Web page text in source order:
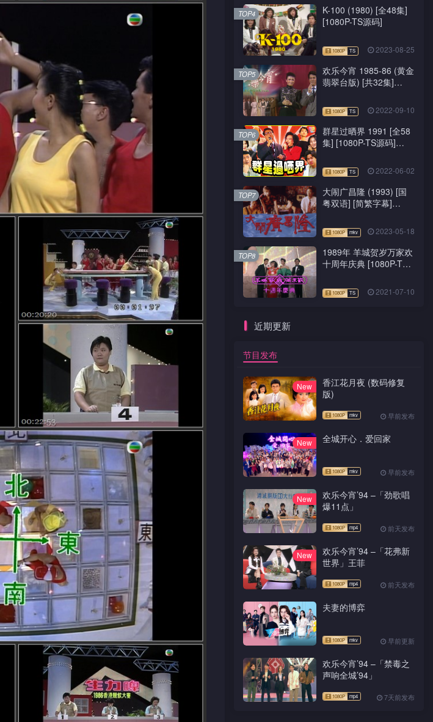
K-100 (1980) [全48集]
[1080P-TS源码]
2023-08-25
TOP4
欢乐今宵 1985-86 (黄金
翡翠台版) [共32集]
2022-09-10
TOP5
群星过晒界 1991 [全58
集] [1080P-TS源码]
2022-06-02
TOP6
大闹广昌隆 (1993) [国
粤双语] [简繁字幕]
2023-05-18
TOP7
1989年 羊城贺岁万家欢
十周年庆典 [1080P-TS
2021-07-10
TOP8
近期更新
节目发布
New
香江花月夜 (数码修复
版)
早前发布
New 全城开心．爱回家
早前发布
New
欢乐今宵’94 –「劲歌唱
爆11点」
前天发布
New
欢乐今宵’94 –「花弗新
世界」王菲
前天发布
夫妻的博弈
早前更新
欢乐今宵’94 –「禁毒之
声响全城’94」
7天前发布